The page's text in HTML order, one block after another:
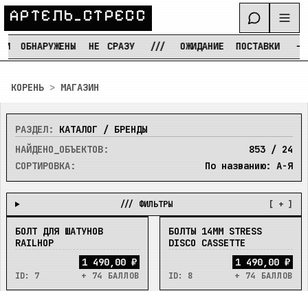
АРТЕЛЬ_СТРЕСС
ОБНАРУЖЕНЫ НЕ СРАЗУ /// ОЖИДАНИЕ ПОСТАВКИ
КОРЕНЬ > МАГАЗИН
РАЗДЕЛ:
КАТАЛОГ / БРЕНДЫ
НАЙДЕНО_ОБЪЕКТОВ:
853 / 24
СОРТИРОВКА:
По названию: А-Я
/// ФИЛЬТРЫ [ + ]
В_НАЛИЧИИ
БОЛТ ДЛЯ ШАТУНОВ
RAILHOP
ID: 7
1 490,00 ₽
+ 74 БАЛЛОВ
В_НАЛИЧИИ
БОЛТЫ 14ММ STRESS
DISCO CASSETTE
ID: 8
1 490,00 ₽
+ 74 БАЛЛОВ